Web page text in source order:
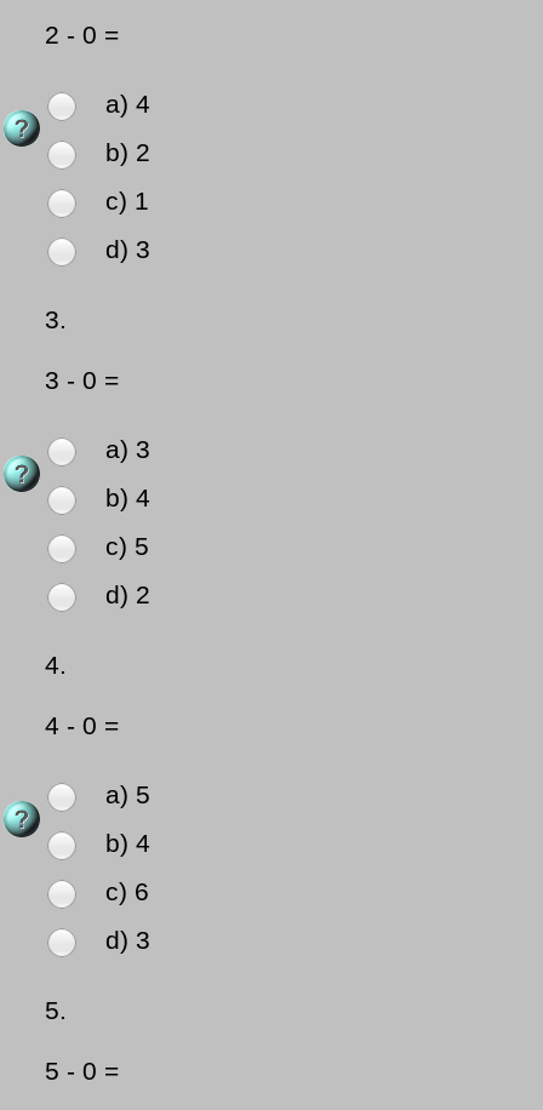
2 - 0 =
a) 4
b) 2
c) 1
d) 3
3.
3 - 0 =
a) 3
b) 4
c) 5
d) 2
4.
4 - 0 =
a) 5
b) 4
c) 6
d) 3
5.
5 - 0 =